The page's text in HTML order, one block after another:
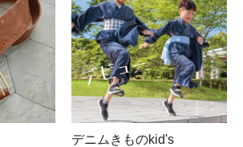
デニムきものkid's